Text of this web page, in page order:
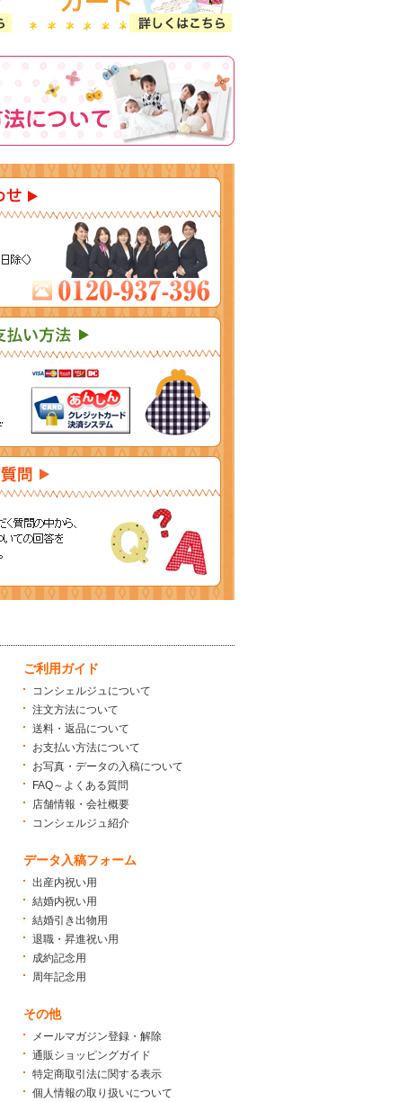
ご利用ガイド
コンシェルジュについて
注文方法について
送料・返品について
お支払い方法について
お写真・データの入稿について
FAQ～よくある質問
店舗情報・会社概要
コンシェルジュ紹介
データ入稿フォーム
出産内祝い用
結婚内祝い用
結婚引き出物用
退職・昇進祝い用
成約記念用
周年記念用
その他
メールマガジン登録・解除
通販ショッピングガイド
特定商取引法に関する表示
個人情報の取り扱いについて